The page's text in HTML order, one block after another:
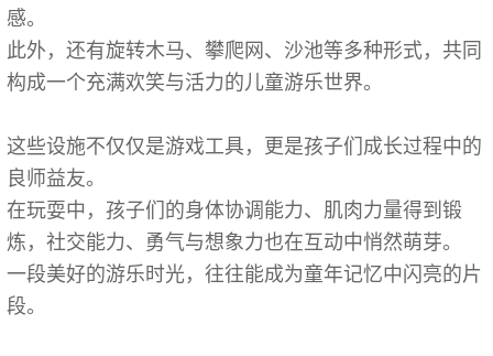
感。
此外，还有旋转木马、攀爬网、沙池等多种形式，共同
构成一个充满欢笑与活力的儿童游乐世界。
这些设施不仅仅是游戏工具，更是孩子们成长过程中的
良师益友。
在玩耍中，孩子们的身体协调能力、肌肉力量得到锻
炼，社交能力、勇气与想象力也在互动中悄然萌芽。
一段美好的游乐时光，往往能成为童年记忆中闪亮的片
段。